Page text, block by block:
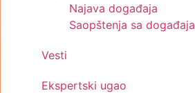
Najava događaja
Saopštenja sa događaja
Vesti
Ekspertski ugao